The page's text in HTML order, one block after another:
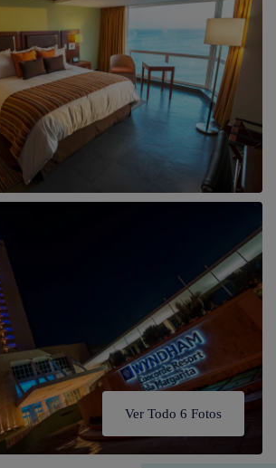
Ver Todo 6 Fotos